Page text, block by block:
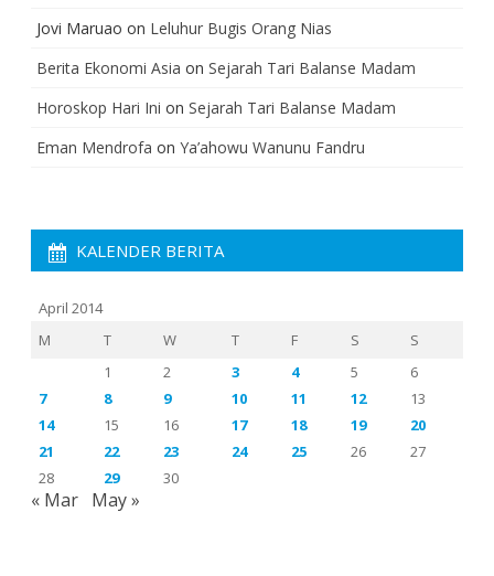
Jovi Maruao on Leluhur Bugis Orang Nias
Berita Ekonomi Asia on Sejarah Tari Balanse Madam
Horoskop Hari Ini on Sejarah Tari Balanse Madam
Eman Mendrofa on Ya’ahowu Wanunu Fandru
KALENDER BERITA
April 2014
M
T W T F S
S
1
2 3 4 5
6
7
8 9 10 11 12
13
14
15 16 17 18 19
20
21
22 23 24 25 26
27
28
29 30
« Mar May »